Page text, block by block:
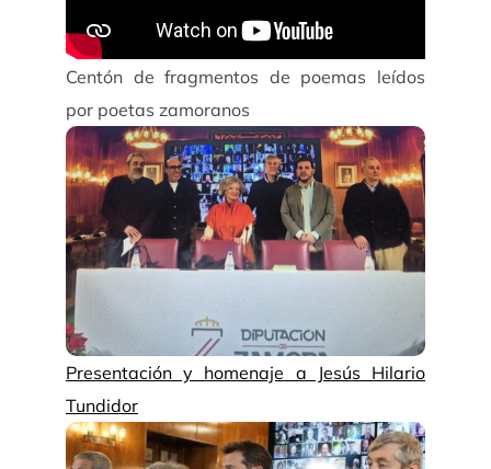
Centón de fragmentos de poemas leídos
por poetas zamoranos
Presentación y homenaje a Jesús Hilario
Tundidor